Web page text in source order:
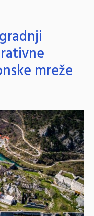
mreže